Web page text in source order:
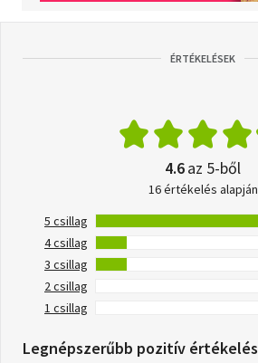
ÉRTÉKELÉSEK
4.6az 5-ből
16 értékelés alapján
5 csillag
4 csillag
3 csillag
2 csillag
1 csillag
Legnépszerűbb pozitív értékelés